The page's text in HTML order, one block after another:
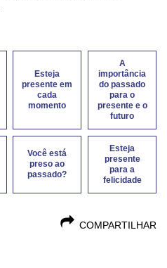
Esteja
presente em
cada
momento
A
importância
do passado
para o
presente e o
futuro
Você está
preso ao
passado?
Esteja
presente
para a
felicidade
COMPARTILHAR